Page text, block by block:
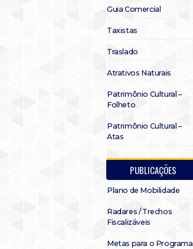
Guia Comercial
Taxistas
Traslado
Atrativos Naturais
Patrimônio Cultural –
Folheto
Patrimônio Cultural –
Atas
PUBLICAÇÕES
Plano de Mobilidade
Radares / Trechos
Fiscalizáveis
Metas para o Programa